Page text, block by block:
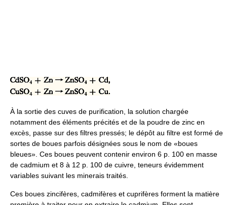
À la sortie des cuves de purification, la solution chargée
notamment des éléments précités et de la poudre de zinc en
excès, passe sur des filtres pressés; le dépôt au filtre est formé de
sortes de boues parfois désignées sous le nom de «boues
bleues». Ces boues peuvent contenir environ 6 p. 100 en masse
de cadmium et 8 à 12 p. 100 de cuivre, teneurs évidemment
variables suivant les minerais traités.
Ces boues zincifères, cadmifères et cuprifères forment la matière